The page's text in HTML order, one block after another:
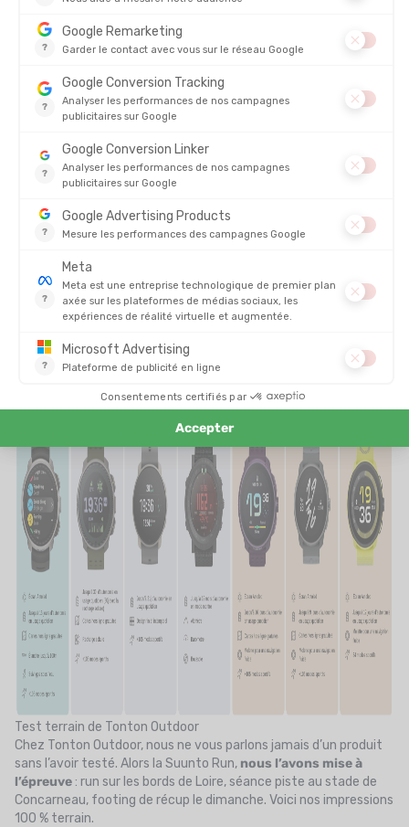
données essentielles pour progresser. Pas de fioritures inutiles :
cette montre va droit à l’essentiel, avec unGPS double bande
dédiées à la course à pied.
Elle s’adresse à celles et ceux qui courent souvent, mais ne
veulent pas s’encombrer de fonctions trop complexes.
très bien placéen font une excellente alternative à d'autres
modèles du même segment comme laCoros Pace 3
ou la
Garmin Forerunner 255 . Bref, une montre simple, fiable et
efficace pour aller loin sans se prendre la tête.
Test terrain de Tonton Outdoor
Chez Tonton Outdoor, nous ne vous parlons jamais d’un produit
sans l’avoir testé. Alors la Suunto Run, nous l’avons mise à
l’épreuve : run sur les bords de Loire, séance piste au stade de
Concarneau, footing de récup le dimanche. Voici nos impressions
100 % terrain.